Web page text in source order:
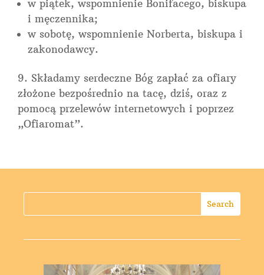
w piątek, wspomnienie Bonifacego, biskupa
i męczennika;
w sobotę, wspomnienie Norberta, biskupa i
zakonodawcy.
Składamy serdeczne Bóg zapłać za ofiary
złożone bezpośrednio na tacę, dziś, oraz z
pomocą przelewów internetowych i poprzez
„Ofiaromat”.